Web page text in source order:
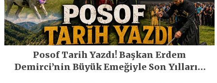
Posof Tarih Yazdı! Başkan Erdem
Demirci’nin Büyük Emeğiyle Son Yılların